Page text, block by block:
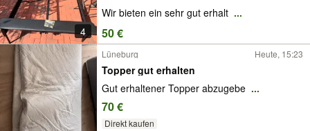
4
Wir bieten ein sehr gut erhalt ...
50 €
Lüneburg Heute, 15:23
Topper gut erhalten
Gut erhaltener Topper abzugebe ...
70 €
Direkt kaufen